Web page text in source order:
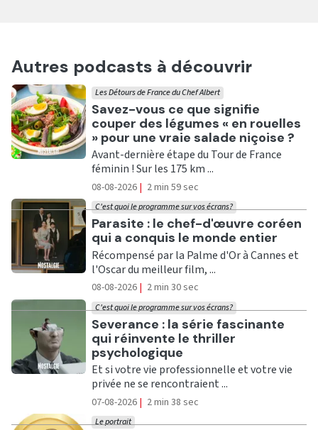
Autres podcasts à découvrir
Ecouter
Savez-vous ce que signifie
couper des légumes « en rouelles
» pour une vraie salade niçoise ?
Les Détours de France du Chef Albert
Avant-dernière étape du Tour de France
féminin ! Sur les 175 km ...
08-08-2026 | 2 min 59 sec
Ecouter
Parasite : le chef-d'œuvre coréen
qui a conquis le monde entier
C'est quoi le programme sur vos écrans?
Récompensé par la Palme d'Or à Cannes et
l'Oscar du meilleur film, ...
08-08-2026 | 2 min 30 sec
Ecouter
Severance : la série fascinante
qui réinvente le thriller
psychologique
C'est quoi le programme sur vos écrans?
Et si votre vie professionnelle et votre vie
privée ne se rencontraient ...
07-08-2026 | 2 min 38 sec
Le portrait